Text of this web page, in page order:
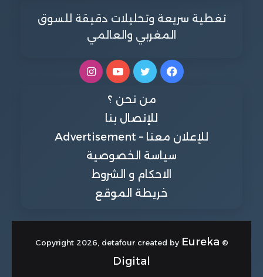
تغطية سريعة وتحليلات دقيقة للسوق
المغربي والعالمي
فيسبوكتويتر يوتيوبانستقرام
من نحن ؟
للإتصال بنا
للإعلان معنا – Advertisement
سياسة الخصوصية
الاحكام و الشروط
خريطة الموقع
© Copyright 2026, detafour created by
Eureka
Digital